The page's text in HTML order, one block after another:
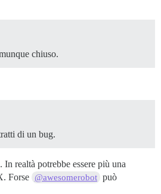
chiuso.
di un bug.
realtà potrebbe essere più una
Forse @awesomerobot può